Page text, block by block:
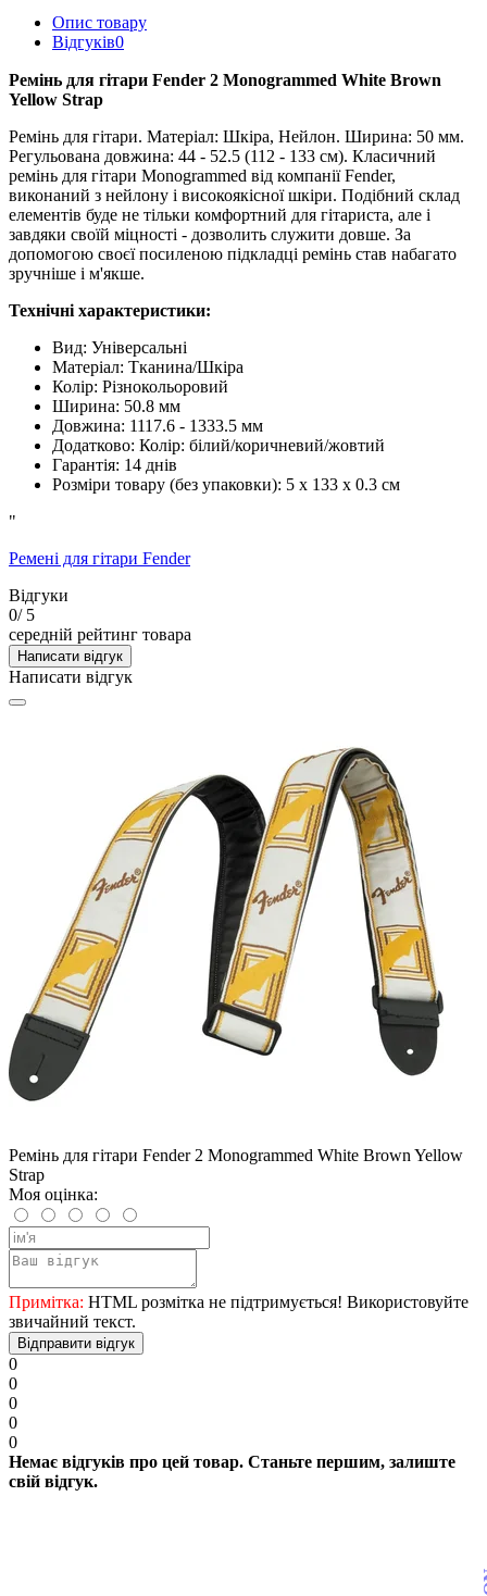
Опис товару
Відгуків0
Ремінь для гітари Fender 2 Monogrammed White Brown
Yellow Strap
Ремінь для гітари. Матеріал: Шкіра, Нейлон. Ширина: 50 мм.
Регульована довжина: 44 - 52.5 (112 - 133 см). Класичний
ремінь для гітари Monogrammed від компанії Fender,
виконаний з нейлону і високоякісної шкіри. Подібний склад
елементів буде не тільки комфортний для гітариста, але і
завдяки своїй міцності - дозволить служити довше. За
допомогою своєї посиленою підкладці ремінь став набагато
зручніше і м'якше.
Технічні характеристики:
Вид: Універсальні
Матеріал: Тканина/Шкіра
Колір: Різнокольоровий
Ширина: 50.8 мм
Довжина: 1117.6 - 1333.5 мм
Додатково: Колір: білий/коричневий/жовтий
Гарантія: 14 днів
Розміри товару (без упаковки): 5 х 133 х 0.3 см
"
Ремені для гітари Fender
Відгуки
0/ 5
середній рейтинг товара
Написати відгук
Написати відгук
Ремінь для гітари Fender 2 Monogrammed White Brown Yellow
Strap
Моя оцінка:
Примітка: HTML розмітка не підтримується! Використовуйте
звичайний текст.
Відправити відгук
0
0
0
0
0
Немає відгуків про цей товар. Станьте першим, залиште
свій відгук.